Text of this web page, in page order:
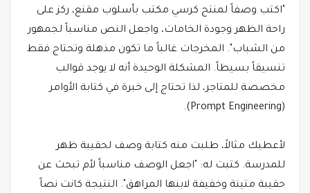
"اكتب وصفاً لمنتج كرسي مكتب بأسلوب مقنع، ركز على
راحة الظهر وجودة الخامات، واجعل النص مناسباً لجمهور
من الشباب". المخرجات غالباً ما تكون مذهلة وتحتاج فقط
تنسيقاً بسيطاً. المشكلة الوحيدة أنه لا يوجد قوالب
مخصصة للمتاجر، لذا تحتاج إلى خبرة في كتابة الأوامر
(Prompt Engineering).
لأعطيك مثالاً، طلبت منه كتابة وصف لحقيبة ظهر
للمدرسة. كتبت له: "اجعل الوصف مناسباً لأم تبحث عن
حقيبة متينة وخفيفة لابنها المراهق". النتيجة كانت نصاً